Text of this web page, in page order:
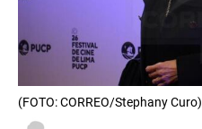
(FOTO: CORREO/Stephany Curo)